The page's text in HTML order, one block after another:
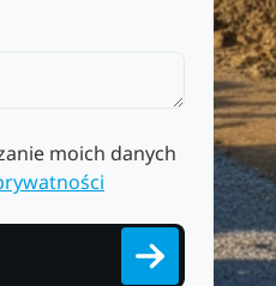
moich danych